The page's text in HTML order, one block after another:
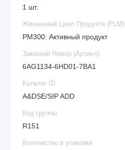
1 шт.
Жизненный Цикл Продукта (PLM)
PM300: Активный продукт
Заказной Номер (Артикл)
6AG1134-6HD01-7BA1
Каталог ID
A&DSE/SIP ADD
Код группы
R151
Количество в упаковке